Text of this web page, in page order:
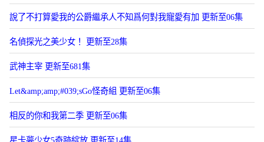
說了不打算愛我的公爵繼承人不知爲何對我寵愛有加 更新至06集
名偵探光之美少女！ 更新至28集
武神主宰 更新至681集
Let&amp;amp;#039;sGo怪奇組 更新至06集
相反的你和我第二季 更新至06集